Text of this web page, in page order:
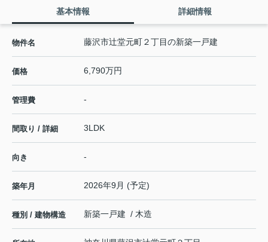
基本情報 詳細情報
物件名 藤沢市辻堂元町２丁目の新築一戸建
価格 6,790万円
管理費 -
間取り / 詳細 3LDK
向き -
築年月 2026年9月 (予定)
種別 / 建物構造 新築一戸建 / 木造